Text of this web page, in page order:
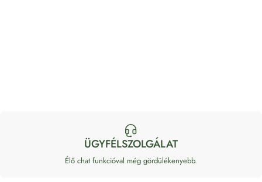
ÜGYFÉLSZOLGÁLAT
Élő chat funkcióval még gördülékenyebb.